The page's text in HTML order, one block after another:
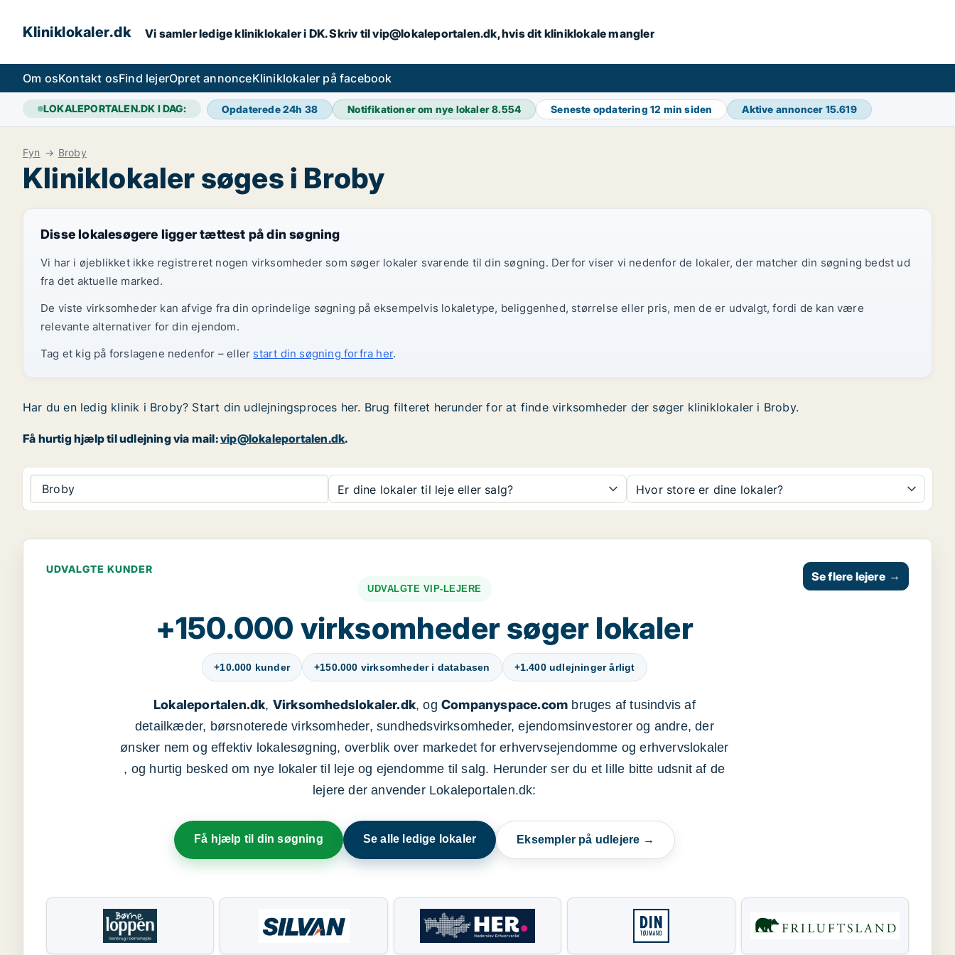
Kliniklokaler.dk Vi samler ledige kliniklokaler i DK. Skriv til vip@lokaleportalen.dk, hvis dit kliniklokale mangler
Om osKontakt osFind lejerOpret annonceKliniklokaler på facebook
LOKALEPORTALEN.DK I DAG: Opdaterede 24h 38 Notifikationer om nye lokaler8.554 Seneste opdatering12 min siden Aktive annoncer 15.619
Fyn Broby
Kliniklokaler søges i Broby
Disse lokalesøgere ligger tættest på din søgning
Vi har i øjeblikket ikke registreret nogen virksomheder som søger lokaler svarende til din søgning. Derfor viser vi nedenfor de lokaler, der matcher din søgning bedst ud
fra det aktuelle marked.
De viste virksomheder kan afvige fra din oprindelige søgning på eksempelvis lokaletype, beliggenhed, størrelse eller pris, men de er udvalgt, fordi de kan være
relevante alternativer for din ejendom.
Tag et kig på forslagene nedenfor – eller start din søgning forfra her.
Har du en ledig klinik i Broby? Start din udlejningsproces her. Brug filteret herunder for at finde virksomheder der søger kliniklokaler i Broby.
Få hurtig hjælp til udlejning via mail:vip@lokaleportalen.dk.
Broby Er dine lokaler til leje eller salg? Hvor store er dine lokaler?
UDVALGTE KUNDER
UDVALGTE VIP-LEJERE
+150.000 virksomheder søger lokaler
+10.000 kunder +150.000 virksomheder i databasen +1.400 udlejninger årligt
Lokaleportalen.dk, Virksomhedslokaler.dk, og Companyspace.com bruges af tusindvis af
detailkæder, børsnoterede virksomheder, sundhedsvirksomheder, ejendomsinvestorer og andre, der
ønsker nem og effektiv lokalesøgning, overblik over markedet for erhvervsejendomme og erhvervslokaler
, og hurtig besked om nye lokaler til leje og ejendomme til salg. Herunder ser du et lille bitte udsnit af de
lejere der anvender Lokaleportalen.dk:
Få hjælp til din søgning Se alle ledige lokaler Eksempler på udlejere →
Se flere lejere →